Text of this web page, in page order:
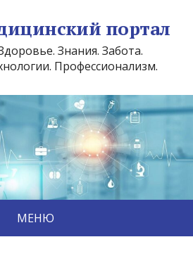
портал
Знания. Забота.
Профессионализм.
МЕНЮ